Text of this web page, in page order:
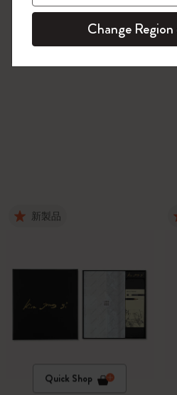
新製品
Quick Shop
今すぐ会
Change